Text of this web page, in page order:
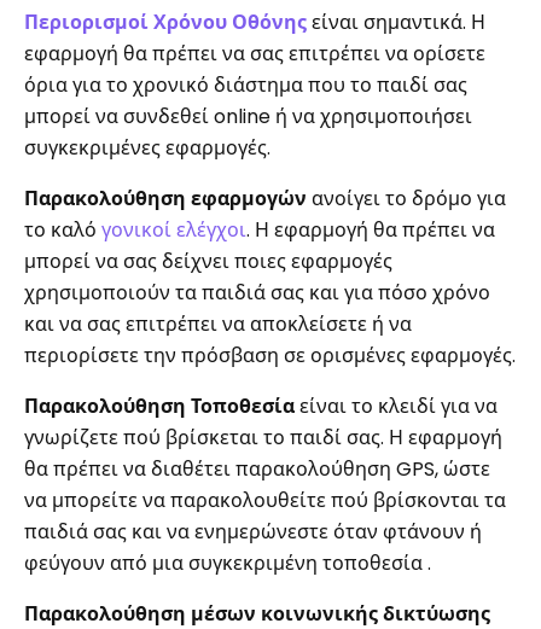
Περιορισμοί Χρόνου Οθόνηςείναι σημαντικά. Η
εφαρμογή θα πρέπει να σας επιτρέπει να ορίσετε
όρια για το χρονικό διάστημα που το παιδί σας
μπορεί να συνδεθεί online ή να χρησιμοποιήσει
συγκεκριμένες εφαρμογές.
Παρακολούθηση εφαρμογών ανοίγει το δρόμο για
το καλό γονικοί ελέγχοι. Η εφαρμογή θα πρέπει να
μπορεί να σας δείχνει ποιες εφαρμογές
χρησιμοποιούν τα παιδιά σας και για πόσο χρόνο
και να σας επιτρέπει να αποκλείσετε ή να
περιορίσετε την πρόσβαση σε ορισμένες εφαρμογές.
Παρακολούθηση Τοποθεσίαείναι το κλειδί για να
γνωρίζετε πού βρίσκεται το παιδί σας. Η εφαρμογή
θα πρέπει να διαθέτει παρακολούθηση GPS, ώστε
να μπορείτε να παρακολουθείτε πού βρίσκονται τα
παιδιά σας και να ενημερώνεστε όταν φτάνουν ή
φεύγουν από μια συγκεκριμένη τοποθεσία .
Παρακολούθηση μέσων κοινωνικής δικτύωσης